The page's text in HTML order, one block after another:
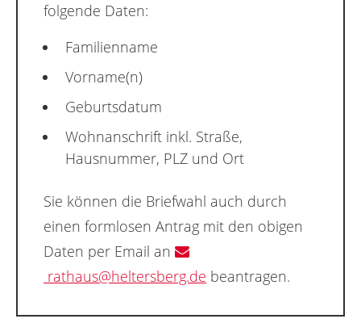
folgende Daten:
Familienname
Vorname(n)
Geburtsdatum
Wohnanschrift inkl. Straße,
Hausnummer, PLZ und Ort
Sie können die Briefwahl auch durch
einen formlosen Antrag mit den obigen
Daten per Email an
rathaus@heltersberg.de beantragen.